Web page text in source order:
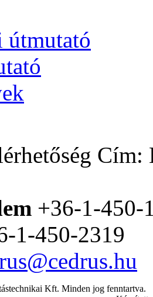
útmutató
Cím:
+36-1-450-
1-450-2319
Kft. Minden jog fenntartva.